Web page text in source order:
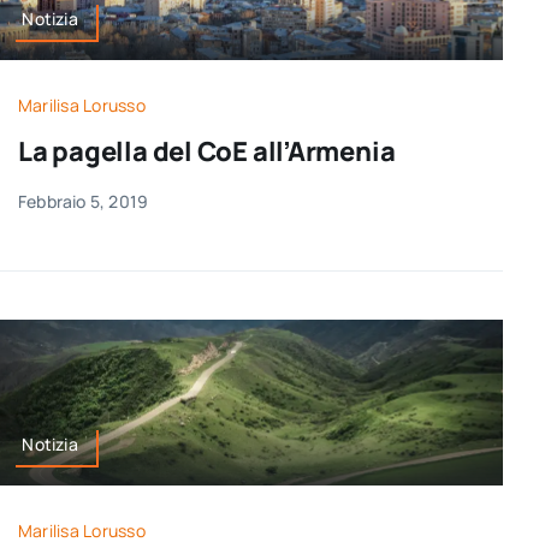
Notizia
Marilisa Lorusso
La pagella del CoE all’Armenia
Febbraio 5, 2019
Notizia
Marilisa Lorusso